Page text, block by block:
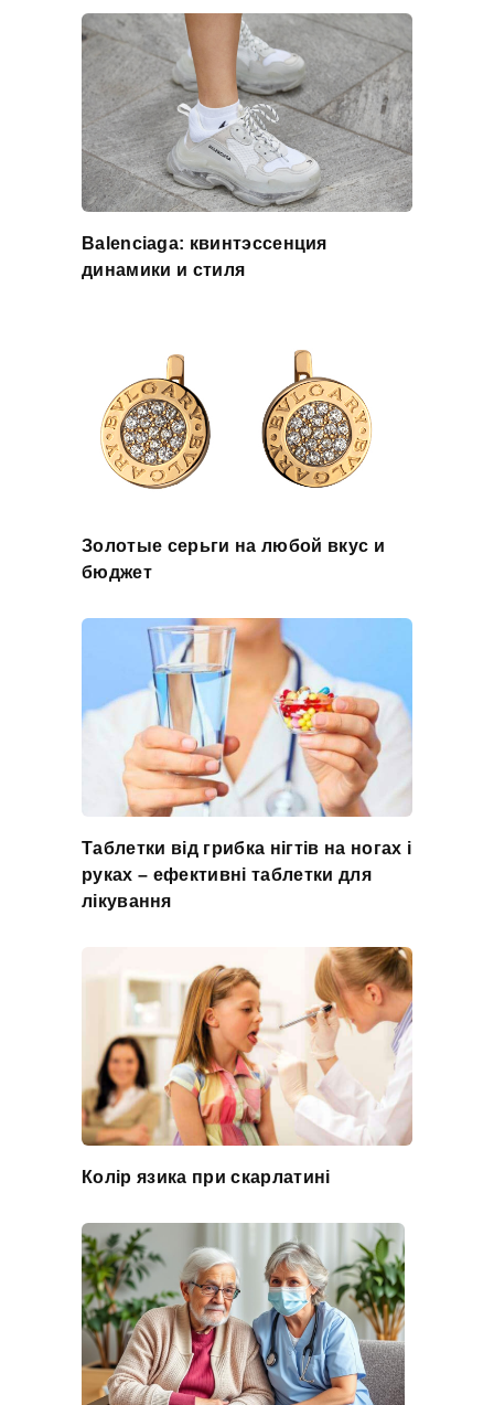
Balenciaga: квинтэссенция
динамики и стиля
Золотые серьги на любой вкус и
бюджет
Таблетки від грибка нігтів на ногах і
руках – ефективні таблетки для
лікування
Колір язика при скарлатині